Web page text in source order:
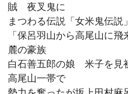
賊 夜叉鬼に
まつわる伝説「女米鬼伝説
「保呂羽山から高尾山に
麓の豪族
白石善五郎の娘 米子を見
高尾山一帯で